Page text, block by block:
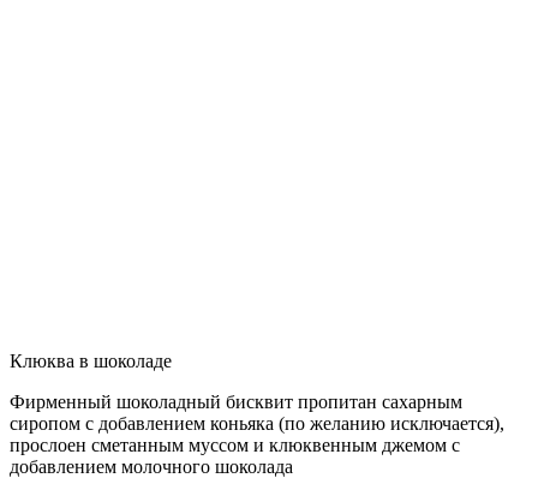
Клюква в шоколаде
Фирменный шоколадный бисквит пропитан сахарным
сиропом с добавлением коньяка (по желанию исключается),
прослоен сметанным муссом и клюквенным джемом с
добавлением молочного шоколада